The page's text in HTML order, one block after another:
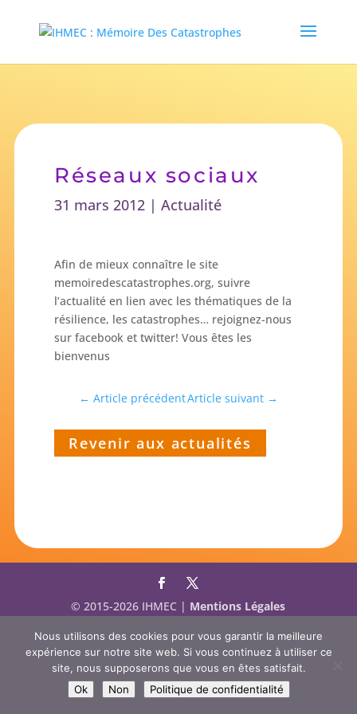
Réseaux sociaux
31 mars 2012| Actualité
Afin de mieux connaître le site
memoiredescatastrophes.org, suivre
l’actualité en lien avec les thématiques de la
résilience, les catastrophes… rejoignez-nous
sur facebook et twitter! Vous êtes les
bienvenus
←Article précédentArticle suivant→
Revenir aux actualités
© 2015-2026 IHMEC | Mentions Légales
Nous utilisons des cookies pour vous garantir la meilleure
expérience sur notre site web. Si vous continuez à utiliser ce
site, nous supposerons que vous en êtes satisfait.
Ok
Non Politique de confidentialité